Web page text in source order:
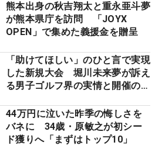
熊本出身の秋吉翔太と重永亜斗夢
が熊本県庁を訪問 「JOYX
OPEN」で集めた義援金を贈呈
「助けてほしい」のひと言で実現
した新規大会 堀川未来夢が訴え
る男子ゴルフ界の実情と開催の舞
44万円に泣いた昨季の悔しさを
バネに 34歳・原敏之が初シー
ド獲りへ「まずはトップ10」